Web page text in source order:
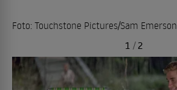
Foto: Touchstone Pictures/Sam Emerson
1 / 2